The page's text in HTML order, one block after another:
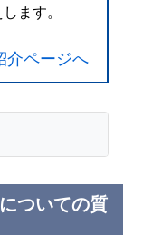
ます。
介ページへ
ついての質